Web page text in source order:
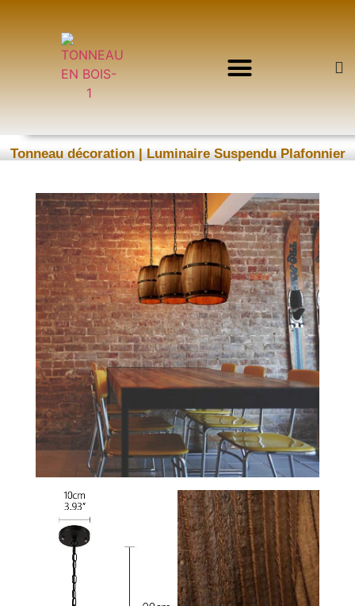
Tonneau décoration | Luminaire Suspendu Plafonnier